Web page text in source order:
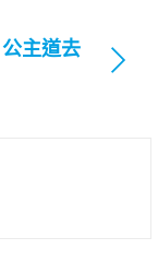
主道去